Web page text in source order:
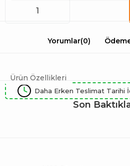
Yorumlar(0)
Ürün Özellikleri
Daha Erken Teslimat Tarihi
Son